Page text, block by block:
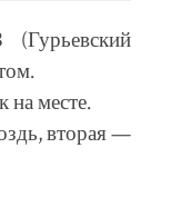
на месте.
вторая —